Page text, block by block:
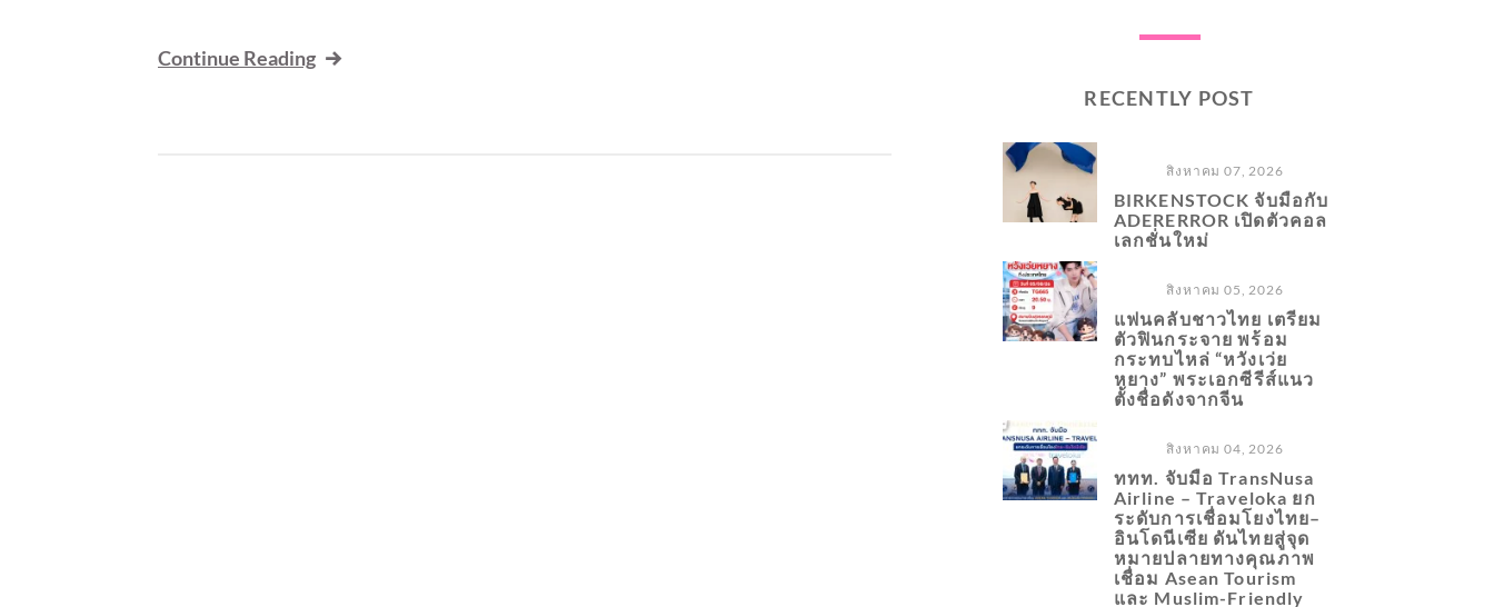
Continue Reading
RECENTLY POST
สิงหาคม 07, 2026
BIRKENSTOCK จับมือกับ
ADERERROR เปิดตัวคอล
เลกชั่นใหม่
สิงหาคม 05, 2026
แฟนคลับชาวไทย เตรียม
ตัวฟินกระจาย พร้อม
กระทบไหล่ “หวังเว่ย
หยาง” พระเอกซีรีส์แนว
ตั้งชื่อดังจากจีน
สิงหาคม 04, 2026
ททท. จับมือ TransNusa
Airline – Traveloka ยก
ระดับการเชื่อมโยงไทย–
อินโดนีเซีย ดันไทยสู่จุด
หมายปลายทางคุณภาพ
เชื่อม Asean Tourism
และ Muslim-Friendly